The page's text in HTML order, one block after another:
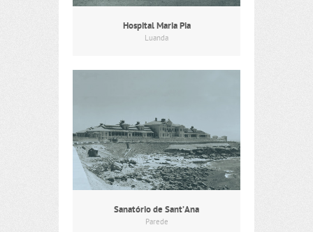
Hospital Maria Pia
Luanda
Sanatório de Sant’Ana
Parede